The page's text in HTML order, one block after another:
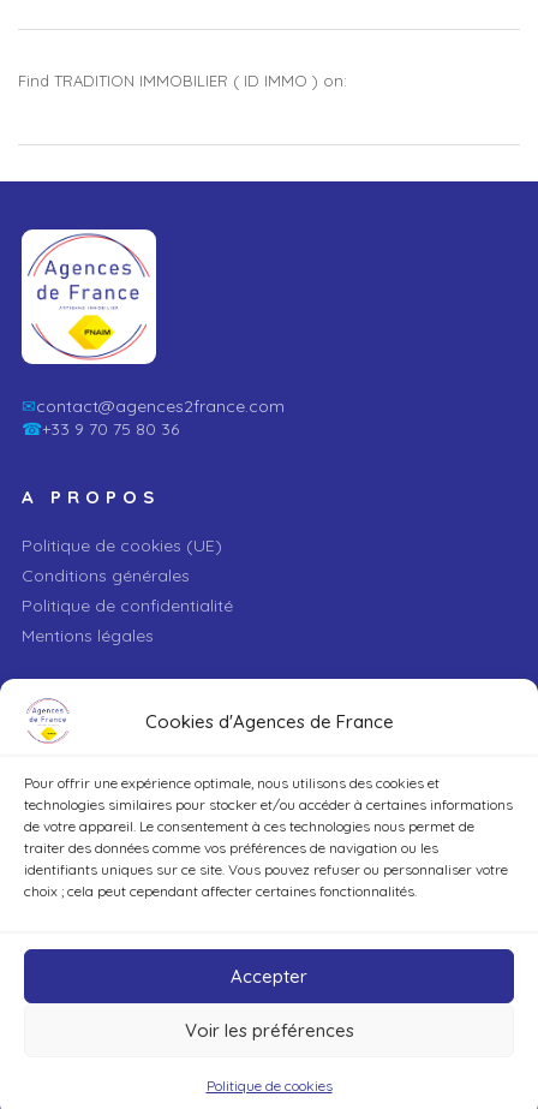
Cookies d'Agences de France
Pour offrir une expérience optimale, nous utilisons des cookies et
technologies similaires pour stocker et/ou accéder à certaines informations
de votre appareil. Le consentement à ces technologies nous permet de
traiter des données comme vos préférences de navigation ou les
identifiants uniques sur ce site. Vous pouvez refuser ou personnaliser votre
choix ; cela peut cependant affecter certaines fonctionnalités.
Accepter
Voir les préférences
Politique de cookies
Find TRADITION IMMOBILIER ( ID IMMO ) on:
✉contact@agences2france.com
☎+33 9 70 75 80 36
A PROPOS
Politique de cookies (UE)
Conditions générales
Politique de confidentialité
Mentions légales
VILLE
TYPE DE BIEN
DÉCOUVRIR